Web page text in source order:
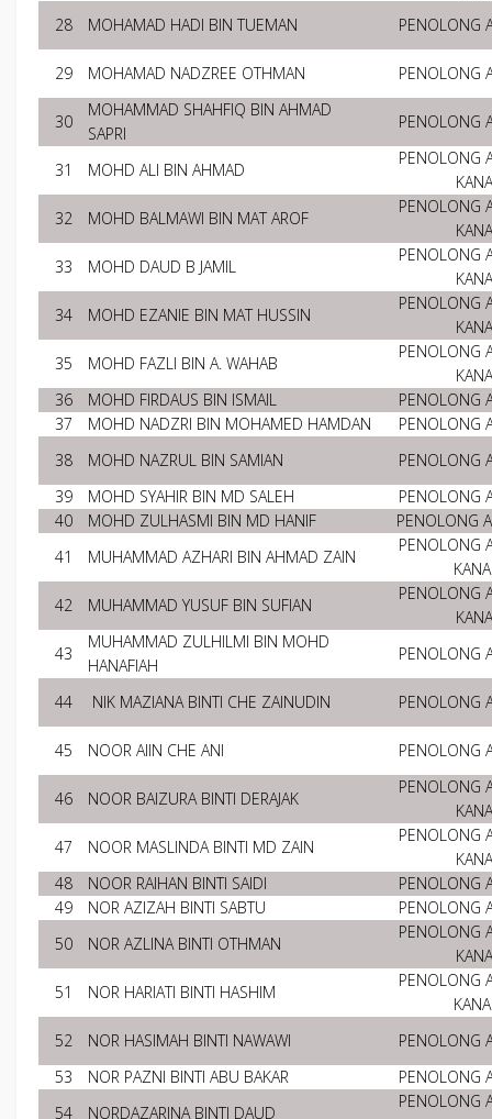
28
MOHAMAD HADI BIN TUEMAN PENOLONG
29 MOHAMAD NADZREE OTHMAN PENOLONG
30
MOHAMMAD SHAHFIQ BIN AHMAD
SAPRI
PENOLONG
31 MOHD ALI BIN AHMAD
PENOLONG
32
MOHD BALMAWI BIN MAT AROF
PENOLONG
33
MOHD DAUD B JAMIL
PENOLONG
34
MOHD EZANIE BIN MAT HUSSIN
PENOLONG
35
MOHD FAZLI BIN A. WAHAB
PENOLONG
36
MOHD FIRDAUS BIN ISMAIL
PENOLONG
37
MOHD NADZRI BIN MOHAMED HAMDAN
PENOLONG
38
MOHD NAZRUL BIN SAMIAN
PENOLONG
39
MOHD SYAHIR BIN MD SALEH
PENOLONG
40
MOHD ZULHASMI BIN MD HANIF
PENOLONG
41
MUHAMMAD AZHARI BIN AHMAD ZAIN
PENOLONG
42
MUHAMMAD YUSUF BIN SUFIAN
PENOLONG
43
MUHAMMAD ZULHILMI BIN MOHD
HANAFIAH
PENOLONG
44 NIK MAZIANA BINTI CHE ZAINUDIN PENOLONG
45 NOOR AIIN CHE ANI PENOLONG
46 NOOR BAIZURA BINTI DERAJAK
PENOLONG
47
NOOR MASLINDA BINTI MD ZAIN
PENOLONG
48
NOOR RAIHAN BINTI SAIDI
PENOLONG
49
NOR AZIZAH BINTI SABTU
PENOLONG
50
NOR AZLINA BINTI OTHMAN
PENOLONG
51
NOR HARIATI BINTI HASHIM
PENOLONG
52
NOR HASIMAH BINTI NAWAWI
PENOLONG
53
NOR PAZNI BINTI ABU BAKAR
PENOLONG
54
NORDAZARINA BINTI DAUD
PENOLONG